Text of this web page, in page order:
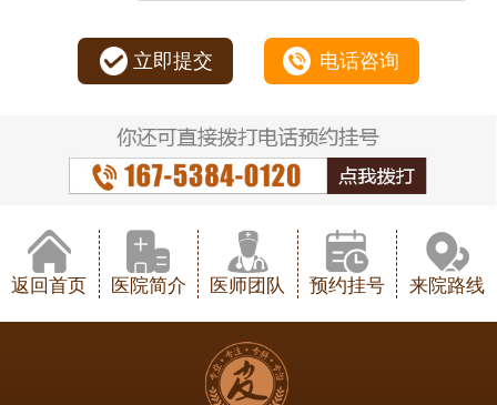
立即提交 电话咨询
返回首页 医院简介 医师团队 预约挂号 来院路线